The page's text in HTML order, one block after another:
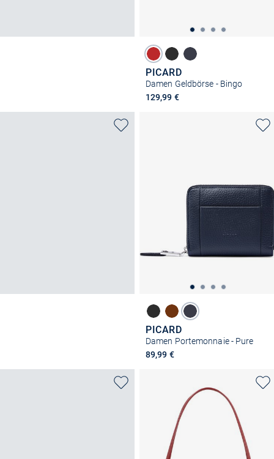
PICARD
Damen Geldbörse - Bingo
129,99 €
PICARD
Damen Portemonnaie - Pure
89,99 €